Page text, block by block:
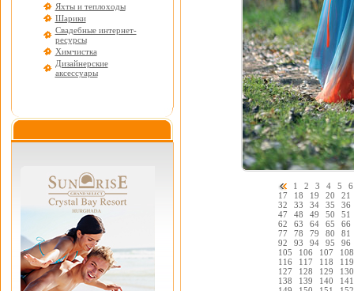
Яхты и теплоходы
Шарики
Свадебные интернет-
ресурсы
Химчистка
Дизайнерские
аксессуары
1 2 3 4 5
6
17
18 19 20
21
32
33 34 35
36
47
48 49 50
51
62
63 64 65
66
77
78 79 80
81
92
93 94 95
96
105
106 107
108
116
117 118
119
127
128 129
130
138
139 140
141